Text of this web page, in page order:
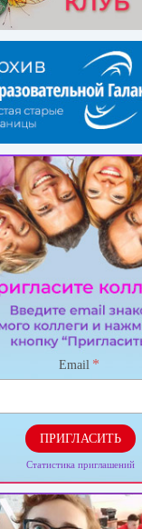
Email *
ПРИГЛАСИТЬ
Статистика приглашений